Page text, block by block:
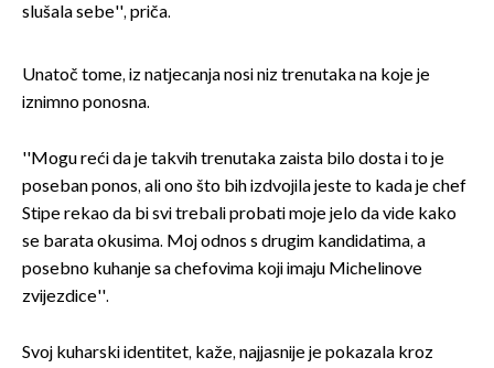
slušala sebe'', priča.
Unatoč tome, iz natjecanja nosi niz trenutaka na koje je
iznimno ponosna.
''Mogu reći da je takvih trenutaka zaista bilo dosta i to je
poseban ponos, ali ono što bih izdvojila jeste to kada je chef
Stipe rekao da bi svi trebali probati moje jelo da vide kako
se barata okusima. Moj odnos s drugim kandidatima, a
posebno kuhanje sa chefovima koji imaju Michelinove
zvijezdice''.
Svoj kuharski identitet, kaže, najjasnije je pokazala kroz